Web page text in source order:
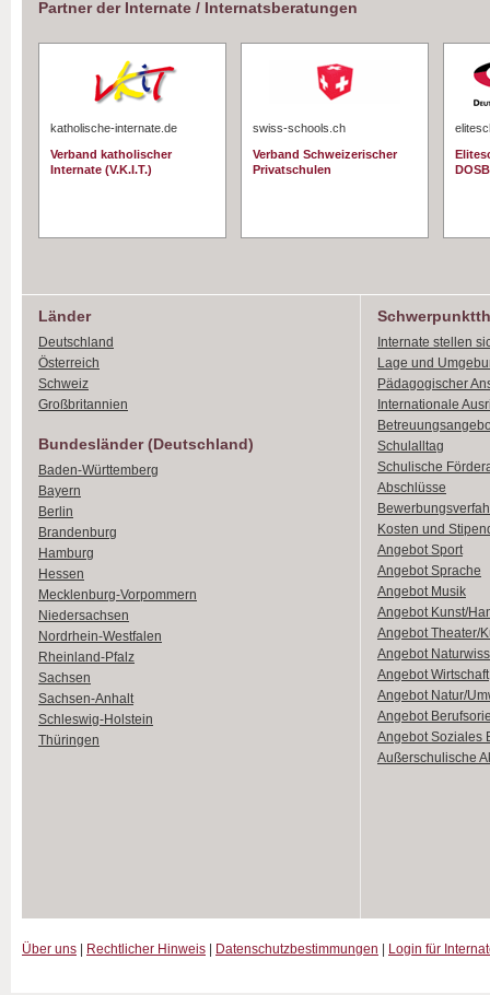
Partner der Internate / Internatsberatungen
katholische-internate.de
Verband katholischer
Internate (V.K.I.T.)
swiss-schools.ch
Verband Schweizerischer
Privatschulen
DOSB
Länder
Deutschland
Österreich
Schweiz
Großbritannien
Bundesländer (Deutschland)
Baden-Württemberg
Bayern
Berlin
Brandenburg
Hamburg
Hessen
Mecklenburg-Vorpommern
Niedersachsen
Nordrhein-Westfalen
Rheinland-Pfalz
Sachsen
Sachsen-Anhalt
Schleswig-Holstein
Thüringen
Internate stellen
Lage und
Pädagogischer
Internationale
Schulalltag
Schulische
Abschlüsse
Kosten und
Angebot Sport
Angebot Sprache
Angebot Musik
Angebot Kunst/
Angebot Theater/
Angebot
Angebot Wirtschaft
Angebot Natur/
Angebot
Angebot Soziales
Außerschulische
Über uns Rechtlicher Hinweis Datenschutzbestimmungen Login für